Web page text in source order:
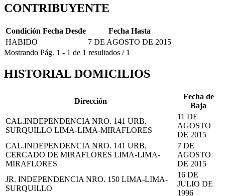
CONTRIBUYENTE
Condición Fecha Desde
Fecha Hasta
HABIDO
7 DE AGOSTO DE 2015
Mostrando Pág. 1 - 1 de 1 resultados / 1
HISTORIAL DOMICILIOS
Dirección
Fecha de
Baja
CAL.INDEPENDENCIA NRO. 141 URB.
SURQUILLO LIMA-LIMA-MIRAFLORES
11 DE
AGOSTO
DE 2015
CAL.INDEPENDENCIA NRO. 141 URB.
CERCADO DE MIRAFLORES LIMA-LIMA-
MIRAFLORES
7 DE
AGOSTO
DE 2015
JR. INDEPENDENCIA NRO. 150 LIMA-LIMA-
SURQUILLO
16 DE
JULIO DE
1996